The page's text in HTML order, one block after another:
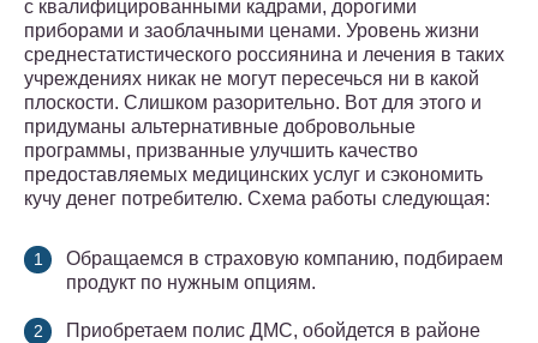
с квалифицированными кадрами, дорогими
приборами и заоблачными ценами. Уровень жизни
среднестатистического россиянина и лечения в таких
учреждениях никак не могут пересечься ни в какой
плоскости. Слишком разорительно. Вот для этого и
придуманы альтернативные добровольные
программы, призванные улучшить качество
предоставляемых медицинских услуг и сэкономить
кучу денег потребителю. Схема работы следующая:
Обращаемся в страховую компанию, подбираем
продукт по нужным опциям.
Приобретаем полис ДМС, обойдется в районе